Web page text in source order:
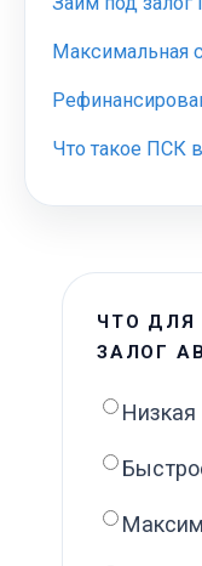
Максимальная
Что такое ПСК
ЧТО ДЛЯ
ЗАЛОГ
Низкая